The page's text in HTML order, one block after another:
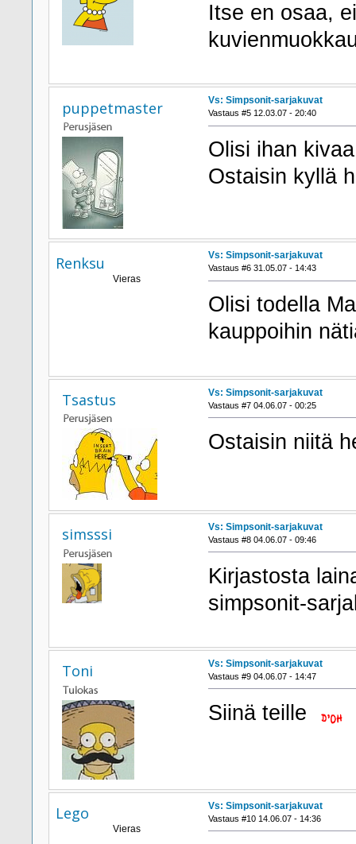
Itse en osaa,
puppetmaster Vs: Simpsonit-sarjakuvat
Vastaus #5 12.03.07 - 20:40
Olisi ihan
Ostaisin kyllä
Renksu
Vieras
Vs: Simpsonit-sarjakuvat
Vastaus #6 31.05.07 - 14:43
Olisi todella
kauppoihin
Tsastus Vs: Simpsonit-sarjakuvat
Vastaus #7 04.06.07 - 00:25
Ostaisin niitä
simsssi Vs: Simpsonit-sarjakuvat
Vastaus #8 04.06.07 - 09:46
Kirjastosta
simpsonit-
Toni Vs: Simpsonit-sarjakuvat
Vastaus #9 04.06.07 - 14:47
Siinä teille
Lego
Vieras
Vs: Simpsonit-sarjakuvat
Vastaus #10 14.06.07 - 14:36